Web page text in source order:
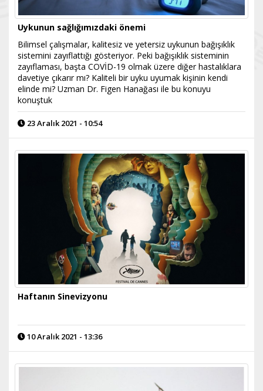
Uykunun sağlığımızdaki önemi
Bilimsel çalışmalar, kalitesiz ve yetersiz uykunun bağışıklık
sistemini zayıflattığı gösteriyor. Peki bağışıklık sisteminin
zayıflaması, başta COVİD-19 olmak üzere diğer hastalıklara
davetiye çıkarır mı? Kaliteli bir uyku uyumak kişinin kendi
elinde mi? Uzman Dr. Figen Hanağası ile bu konuyu
konuştuk
23 Aralık 2021 - 10:54
Haftanın Sinevizyonu
10 Aralık 2021 - 13:36